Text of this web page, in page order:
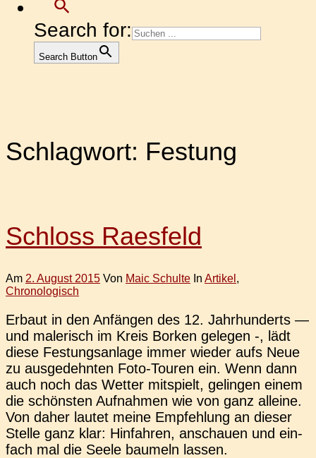
Search for:
Search Button
Schlagwort: Festung
Schloss Raesfeld
Am 2. August 2015 Von Maic Schulte In Artikel ,
Chronologisch
Erbaut in den Anfän­gen des 12. Jahr­hun­derts —
und male­risch im Kreis Borken gele­gen -, lädt
diese Fes­tungs­an­la­ge immer wieder aufs Neue
zu aus­ge­dehn­ten Foto-Touren ein. Wenn dann
auch noch das Wetter mit­spielt, gelin­gen einem
die schöns­ten Auf­nah­men wie von ganz allei­ne.
Von daher lautet meine Emp­feh­lung an dieser
Stelle ganz klar: Hin­fah­ren, anschau­en und ein­
fach mal die Seele bau­meln lassen.